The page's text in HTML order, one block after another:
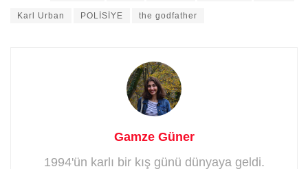
Karl Urban POLİSİYE the godfather
Gamze Güner
1994'ün karlı bir kış günü dünyaya geldi.